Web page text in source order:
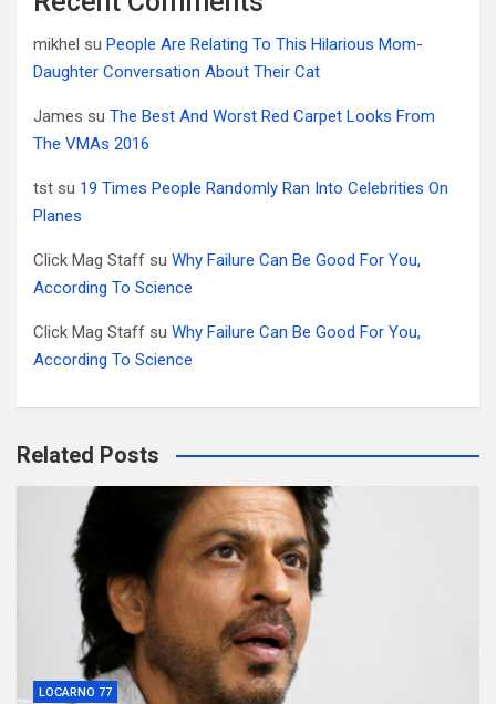
mikhel su People Are Relating To This Hilarious Mom-
Daughter Conversation About Their Cat
James su The Best And Worst Red Carpet Looks From
The VMAs 2016
tst su 19 Times People Randomly Ran Into Celebrities On
Planes
Click Mag Staff su Why Failure Can Be Good For You,
According To Science
Click Mag Staff su Why Failure Can Be Good For You,
According To Science
Related Posts
LOCARNO 77